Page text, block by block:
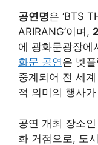
공연명은 ‘BTS
ARIRANG’이며,
에 광화문광장에
화문 공연은 넷
중계되어 전 세
적 의미의 행사
공연 개최 장소
화 거점으로, 도